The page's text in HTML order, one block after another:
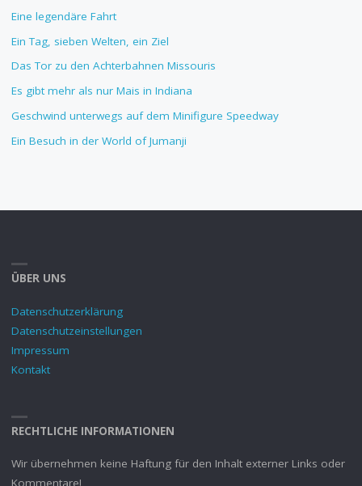
Eine legendäre Fahrt
Ein Tag, sieben Welten, ein Ziel
Das Tor zu den Achterbahnen Missouris
Es gibt mehr als nur Mais in Indiana
Geschwind unterwegs auf dem Minifigure Speedway
Ein Besuch in der World of Jumanji
ÜBER UNS
Datenschutzerklärung
Datenschutzeinstellungen
Impressum
Kontakt
RECHTLICHE INFORMATIONEN
Wir übernehmen keine Haftung für den Inhalt externer Links oder
Kommentare!